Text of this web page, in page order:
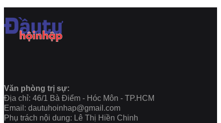
Văn phòng trị sự:
Địa chỉ: 46/1 Bà Điểm - Hóc Môn - TP.HCM
Email: dautuhoinhap@gmail.com
Phụ trách nội dung: Lê Thị Hiền Chinh